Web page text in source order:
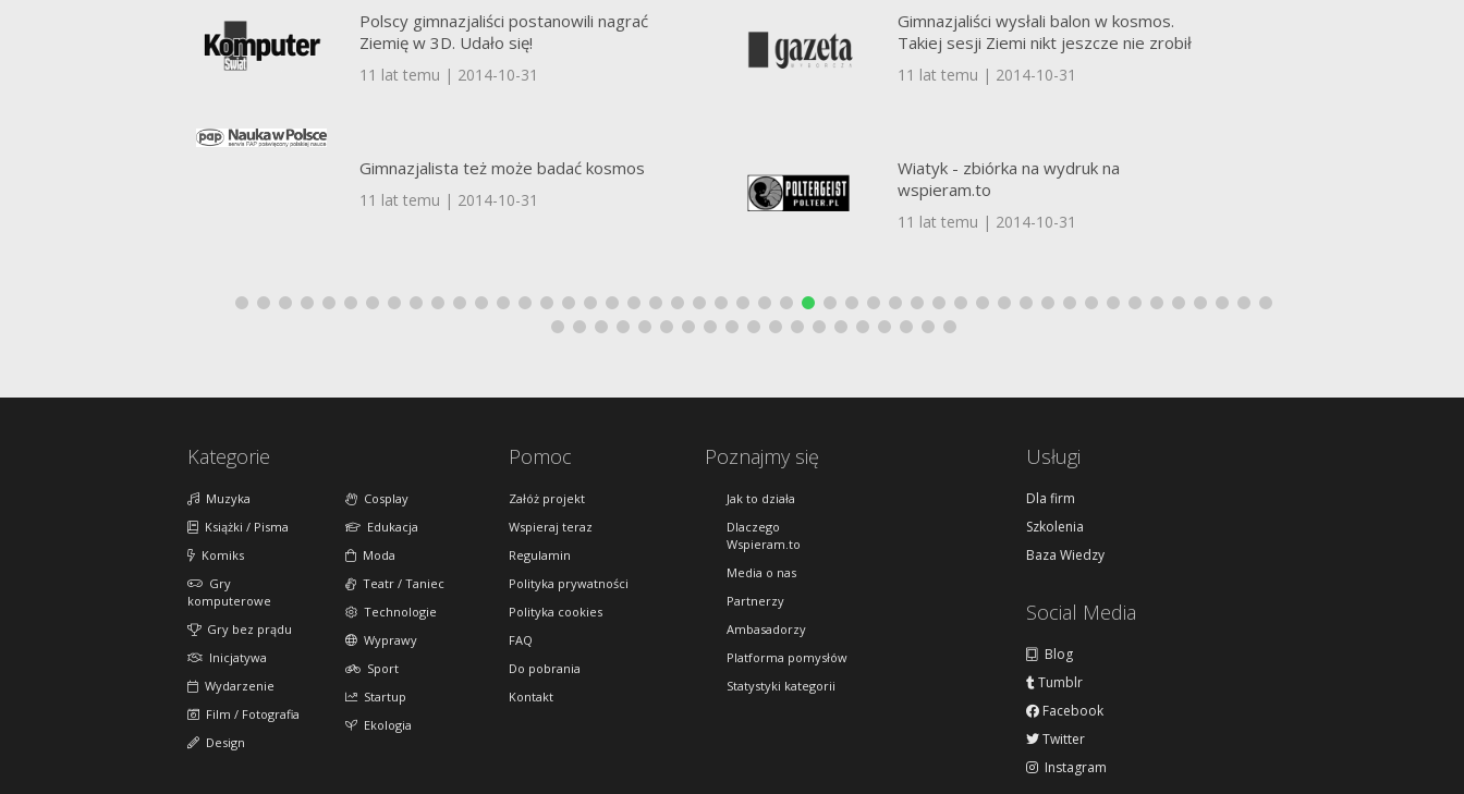
Polscy gimnazjaliści postanowili nagrać
Ziemię w 3D. Udało się!
11 lat temu | 2014-10-31
Gimnazjaliści wysłali balon w kosmos.
Takiej sesji Ziemi nikt jeszcze nie zrobił
11 lat temu | 2014-10-31
Gimnazjalista też może badać kosmos
11 lat temu | 2014-10-31
Wiatyk - zbiórka na wydruk na
wspieram.to
11 lat temu | 2014-10-31
Kategorie
Muzyka
Książki / Pisma
Komiks
Gry
komputerowe
Gry bez prądu
Inicjatywa
Wydarzenie
Film / Fotografia
Design
Cosplay
Edukacja
Moda
Teatr / Taniec
Technologie
Wyprawy
Sport
Startup
Ekologia
Pomoc
Załóż projekt
Wspieraj teraz
Regulamin
Polityka prywatności
Polityka cookies
FAQ
Do pobrania
Kontakt
Poznajmy się
Jak to działa
Dlaczego
Wspieram.to
Media o nas
Partnerzy
Ambasadorzy
Platforma pomysłów
Statystyki kategorii
Usługi
Dla firm
Szkolenia
Baza Wiedzy
Social Media
Blog
Tumblr
Facebook
Twitter
Instagram